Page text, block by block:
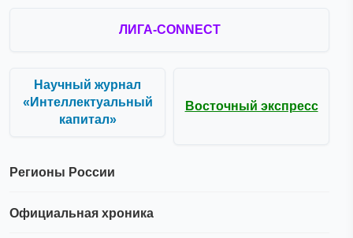
ЛИГА-CONNECT
Научный журнал
«Интеллектуальный
капитал»
Восточный экспресс
Регионы России
Официальная хроника